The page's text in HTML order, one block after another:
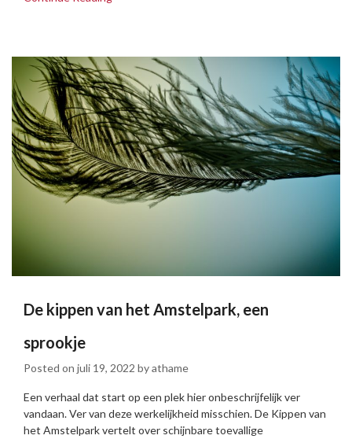
De kippen van het Amstelpark, een
sprookje
Posted on juli 19, 2022 byathame
Een verhaal dat start op een plek hier onbeschrijfelijk ver
vandaan. Ver van deze werkelijkheid misschien. De Kippen van
het Amstelpark vertelt over schijnbare toevallige